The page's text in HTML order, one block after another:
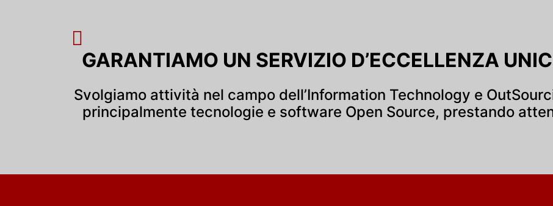
GARANTIAMO UN SERVIZIO D’ECCELLENZA
Svolgiamo attività nel campo dell’Information Technology e
principalmente tecnologie e software Open Source, prestando